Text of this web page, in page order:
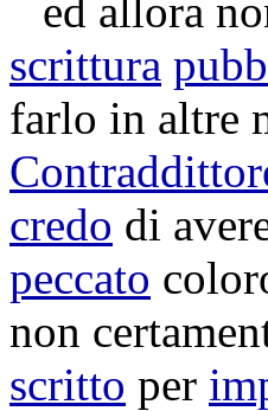
ed allora
scrittura
farlo in altre
credo di
peccato
non
scritto per